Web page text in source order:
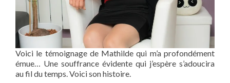
Voici le témoignage de Mathilde qui m’a profondément
émue… Une souffrance évidente qui j’espère s’adoucira
au fil du temps. Voici son histoire.